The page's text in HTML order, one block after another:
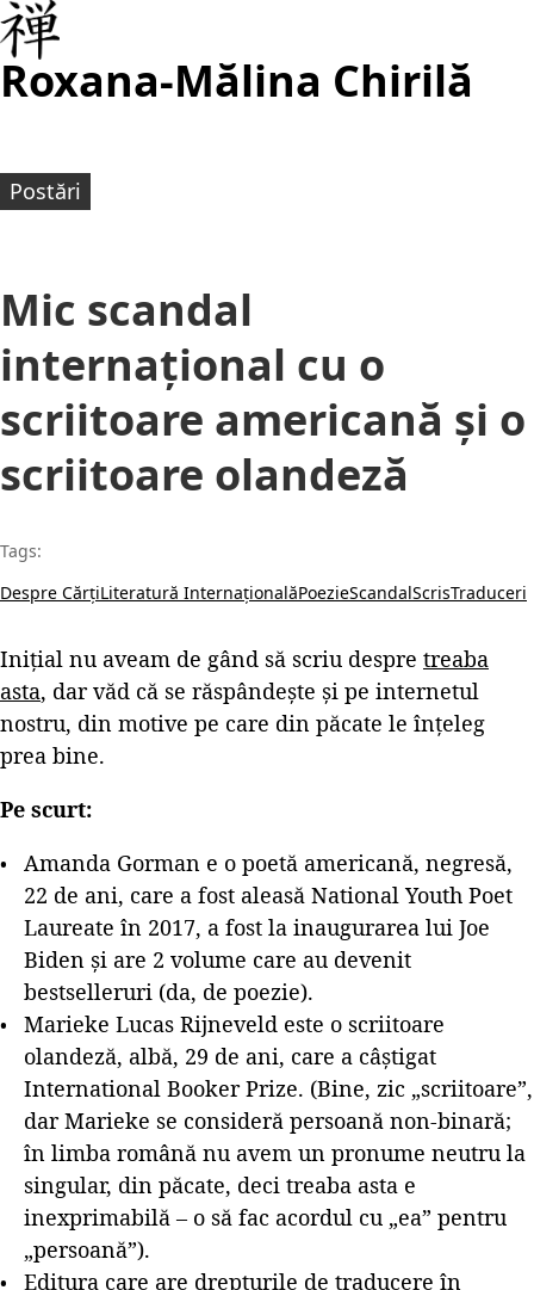
Roxana-Mălina Chirilă
Postări
Mic scandal
internațional cu o
scriitoare americană și o
scriitoare olandeză
Tags:
Despre CărțiLiteratură InternaționalăPoezieScandalScrisTraduceri
Inițial nu aveam de gând să scriu despre treaba
asta, dar văd că se răspândește și pe internetul
nostru, din motive pe care din păcate le înțeleg
prea bine.
Pe scurt:
Amanda Gorman e o poetă americană, negresă,
22 de ani, care a fost aleasă National Youth Poet
Laureate în 2017, a fost la inaugurarea lui Joe
Biden și are 2 volume care au devenit
bestselleruri (da, de poezie).
Marieke Lucas Rijneveld este o scriitoare
olandeză, albă, 29 de ani, care a câștigat
International Booker Prize. (Bine, zic „scriitoare”,
dar Marieke se consideră persoană non-binară;
în limba română nu avem un pronume neutru la
singular, din păcate, deci treaba asta e
inexprimabilă – o să fac acordul cu „ea” pentru
„persoană”).
Editura care are drepturile de traducere în